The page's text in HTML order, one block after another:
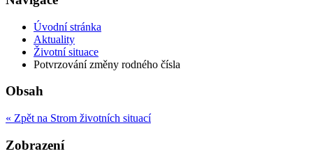
Úvodní stránka
Aktuality
Životní situace
Potvrzování změny rodného čísla
Obsah
« Zpět na Strom životních situací
Zobrazení